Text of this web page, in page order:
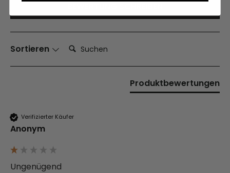
Sortieren Suchen:
Produktbewertungen
Verifizierter Käufer
Anonym
Ungenügend